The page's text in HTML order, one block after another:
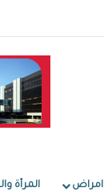
امراض المرأة